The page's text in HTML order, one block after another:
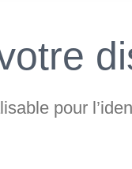
pour